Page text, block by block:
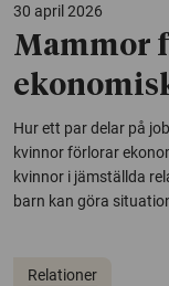
30 april 2026
Mammor
Hur ett par delar på
kvinnor förlorar
kvinnor i jämställda
barn kan göra
Relationer